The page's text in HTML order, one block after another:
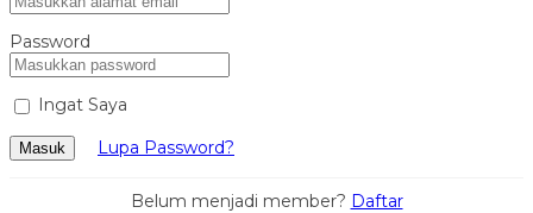
Password
Ingat Saya
Masuk Lupa Password?
Belum menjadi member? Daftar